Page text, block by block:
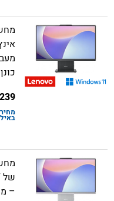
כונן 512GB – צבע Luna Grey
מחיר